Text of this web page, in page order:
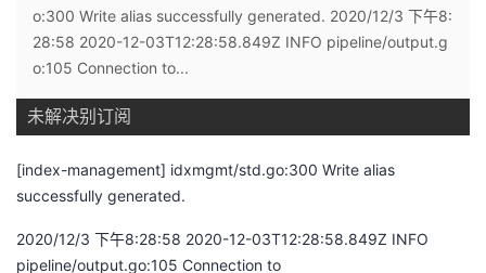
个
人
页
我
开
的
开
我
的
我
o:300 Write alias successfully generated. 2020/12/3 下午8:
28:58 2020-12-03T12:28:58.849Z INFO pipeline/output.g
o:105 Connection to...
未解决别订阅
[index-management] idxmgmt/std.go:300 Write alias
successfully generated.
2020/12/3 下午8:28:58 2020-12-03T12:28:58.849Z INFO
pipeline/output.go:105 Connection to